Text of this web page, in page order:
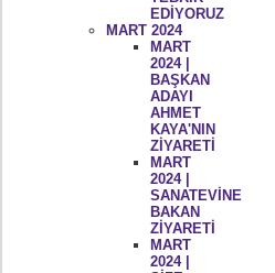
EDİYORUZ
MART 2024
MART
2024 |
BAŞKAN
ADAYI
AHMET
KAYA'NIN
ZİYARETİ
MART
2024 |
SANATEVİNE
BAKAN
ZİYARETİ
MART
2024 |